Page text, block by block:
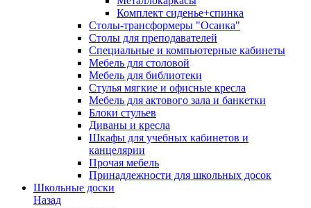
Комплект сиденье+спинка
Столы-трансформеры "Осанка"
Столы для преподавателей
Специальные и компьютерные кабинеты
Мебель для столовой
Мебель для библиотеки
Стулья мягкие и офисные кресла
Мебель для актового зала и банкетки
Блоки стульев
Диваны и кресла
Шкафы для учебных кабинетов и
канцелярии
Прочая мебель
Принадлежности для школьных досок
Школьные доски
Назад